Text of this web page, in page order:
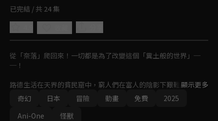
已完結 / 共 24 集
從「奈落」爬回來！一切都是為了改變這個「糞土般的世界」─
─！
路德生活在天界的貧民窟中，窮人們在富人的陰影下艱難度日，而
富人則過著奢華的生活，隨手將垃圾丟進深淵。某天，路德被誣陷
為殺人犯，與其他垃圾一起被丟棄到「奈落」──人類廢棄物所滋
生的可怕怪物領域。為了生存，為了尋求真相並復仇，他必須掌握
顯示更多
奇幻
日本 冒險 動畫 免費
2025
Ani-One
怪獸